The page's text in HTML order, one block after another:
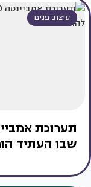
עיצוב פנים
שבו העתיד